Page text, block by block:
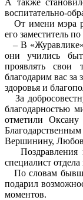
воспитательно-
От имени мэра
его заместитель
– В «Журавлике»
они учились
проявлять свои
благодарим вас за
здоровья и
За
благодарностью
отметили
Вершинину,
Поздравления и
специалист
По словам
подарил
моментов.